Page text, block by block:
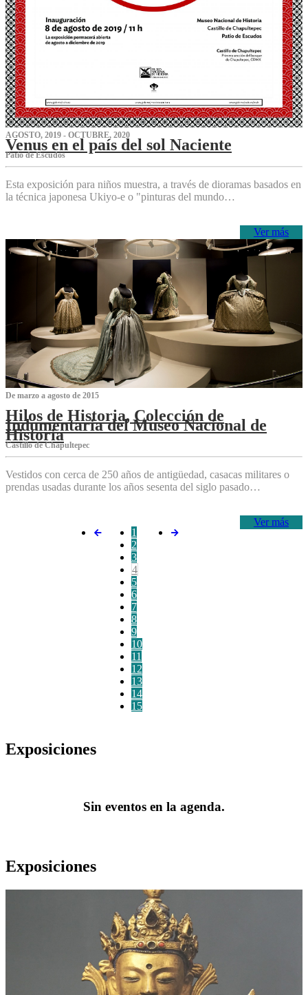
AGOSTO, 2019 - OCTUBRE, 2020
Venus en el país del sol Naciente
P‌atio de Escudos
Esta exposición para niños muestra, a través de dioramas basados en
la técnica japonesa Ukiyo-e o "pinturas del mundo…
Ver más
De marzo a agosto de 2015
Hilos de Historia, Colección de
Indumentaria del Museo Nacional de
Historia
Castillo de Chapultepec
Vestidos con cerca de 250 años de antigüedad, casacas militares o
prendas usadas durante los años sesenta del siglo pasado…
Ver más
1
2
3
4
5
6
7
8
9
10
11
12
13
14
15
Exposiciones
Sin eventos en la agenda.
Exposiciones